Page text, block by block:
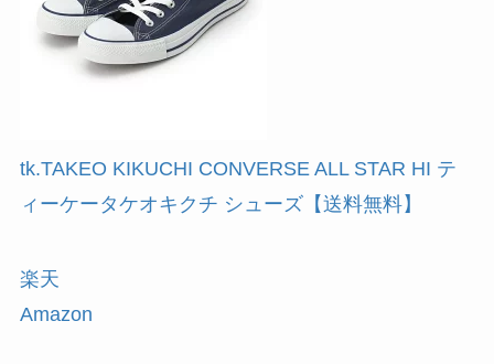
tk.TAKEO KIKUCHI CONVERSE ALL STAR HI テ
ィーケータケオキクチ シューズ【送料無料】
楽天
Amazon